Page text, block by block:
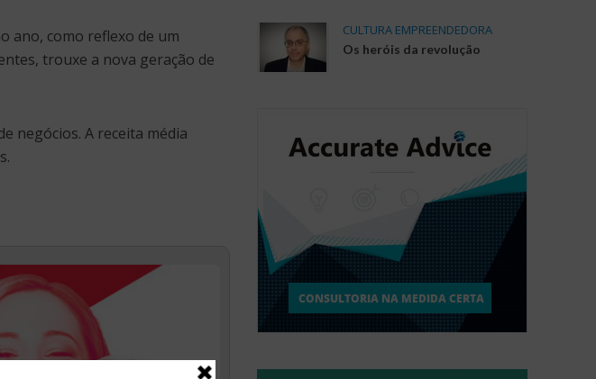
ano, como reflexo de um
trouxe a nova geração de
negócios. A receita média
CULTURA EMPREENDEDORA
Os heróis da revolução